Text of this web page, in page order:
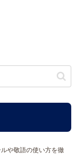
や敬語の使い方を徹